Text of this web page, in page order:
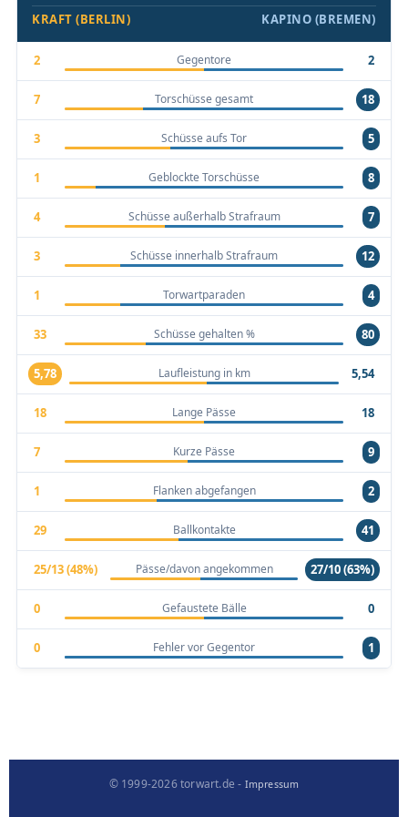
KRAFT (BERLIN) KAPINO (BREMEN)
2 Gegentore 2
7 Torschüsse gesamt 18
3 Schüsse aufs Tor 5
1 Geblockte Torschüsse 8
4 Schüsse außerhalb Strafraum 7
3 Schüsse innerhalb Strafraum 12
1 Torwartparaden 4
33 Schüsse gehalten % 80
5,78 Laufleistung in km 5,54
18 Lange Pässe 18
7 Kurze Pässe 9
1 Flanken abgefangen 2
29 Ballkontakte 41
25/13 (48%) Pässe/davon angekommen 27/10 (63%)
0 Gefaustete Bälle 0
0 Fehler vor Gegentor 1
© 1999-2026 torwart.de - Impressum